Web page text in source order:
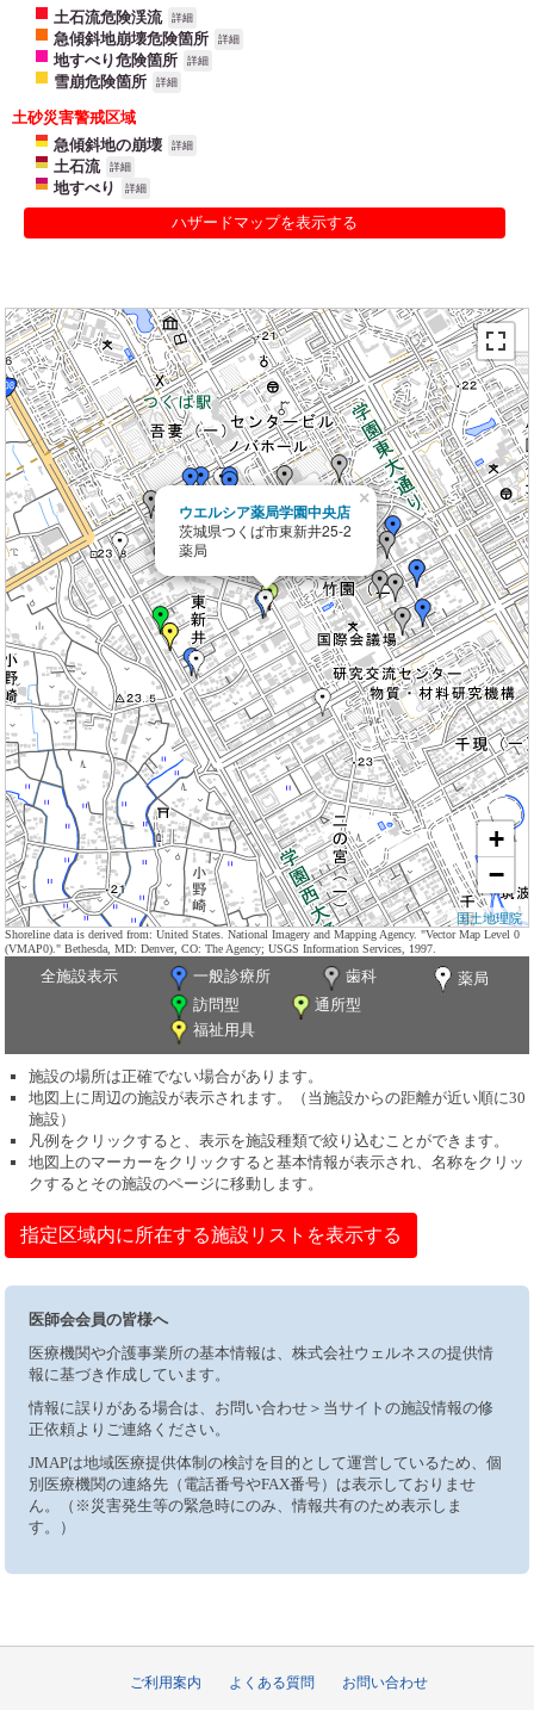
土石流危険渓流
詳細
急傾斜地崩壊危険箇所 詳細
地すべり危険箇所 詳細
雪崩危険箇所 詳細
土砂災害警戒区域
急傾斜地の崩壊
詳細
土石流 詳細
地すべり 詳細
ハザードマップを表示する
ウエルシア薬局学園中央店
茨城県つくば市東新井25-2
薬局
×
+
−
国土地理院
Shoreline data is derived from: United States. National Imagery and Mapping Agency. "Vector Map Level 0
(VMAP0)." Bethesda, MD: Denver, CO: The Agency; USGS Information Services, 1997.
全施設表示 一般診療所 歯科
薬局
訪問型
通所型
福祉用具
施設の場所は正確でない場合があります。
地図上に周辺の施設が表示されます。（当施設からの距離が近い順に30
施設）
凡例をクリックすると、表示を施設種類で絞り込むことができます。
地図上のマーカーをクリックすると基本情報が表示され、名称をクリッ
クするとその施設のページに移動します。
指定区域内に所在する施設リストを表示する
医師会会員の皆様へ
医療機関や介護事業所の基本情報は、株式会社ウェルネスの提供情
報に基づき作成しています。
情報に誤りがある場合は、お問い合わせ＞当サイトの施設情報の修
正依頼よりご連絡ください。
JMAPは地域医療提供体制の検討を目的として運営しているため、個
別医療機関の連絡先（電話番号やFAX番号）は表示しておりませ
ん。（※災害発生等の緊急時にのみ、情報共有のため表示しま
す。）
ご利用案内 よくある質問 お問い合わせ